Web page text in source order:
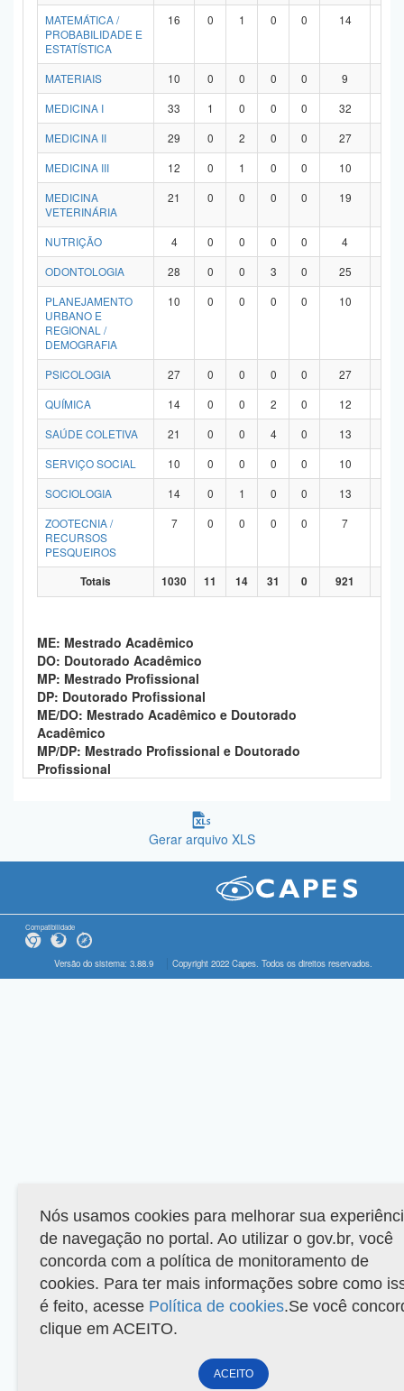
MATEMÁTICA /
PROBABILIDADE E
ESTATÍSTICA
16 0 1 0 0 14
MATERIAIS 10 0 0 0 0 9
MEDICINA I
33 1 0 0 0 32
MEDICINA II
29 0 2 0 0 27
MEDICINA III
12 0 1 0 0 10
MEDICINA
VETERINÁRIA
21 0 0 0 0 19
NUTRIÇÃO 4 0 0 0 0 4
ODONTOLOGIA
28 0 0 3 0 25
PLANEJAMENTO
URBANO E
REGIONAL /
DEMOGRAFIA
10 0 0 0 0 10
PSICOLOGIA 27 0 0 0 0 27
QUÍMICA
14 0 0 2 0 12
SAÚDE COLETIVA
21 0 0 4 0 13
SERVIÇO SOCIAL
10 0 0 0 0 10
SOCIOLOGIA
14 0 1 0 0 13
ZOOTECNIA /
RECURSOS
PESQUEIROS
7 0 0 0 0 7
Totais 1030 11 14 31 0 921
ME: Mestrado Acadêmico
DO: Doutorado Acadêmico
MP: Mestrado Profissional
DP: Doutorado Profissional
ME/DO: Mestrado Acadêmico e Doutorado
Acadêmico
MP/DP: Mestrado Profissional e Doutorado
Profissional
Gerar arquivo XLS
Compatibilidade
Versão do sistema: 3.88.9 Copyright 2022 Capes. Todos os direitos reservados.
Nós usamos cookies para melhorar sua
de navegação no portal. Ao utilizar o gov.br, você
concorda com a política de monitoramento de
cookies. Para ter mais informações sobre como
é feito, acesse Política de cookies.Se você
clique em ACEITO.
ACEITO